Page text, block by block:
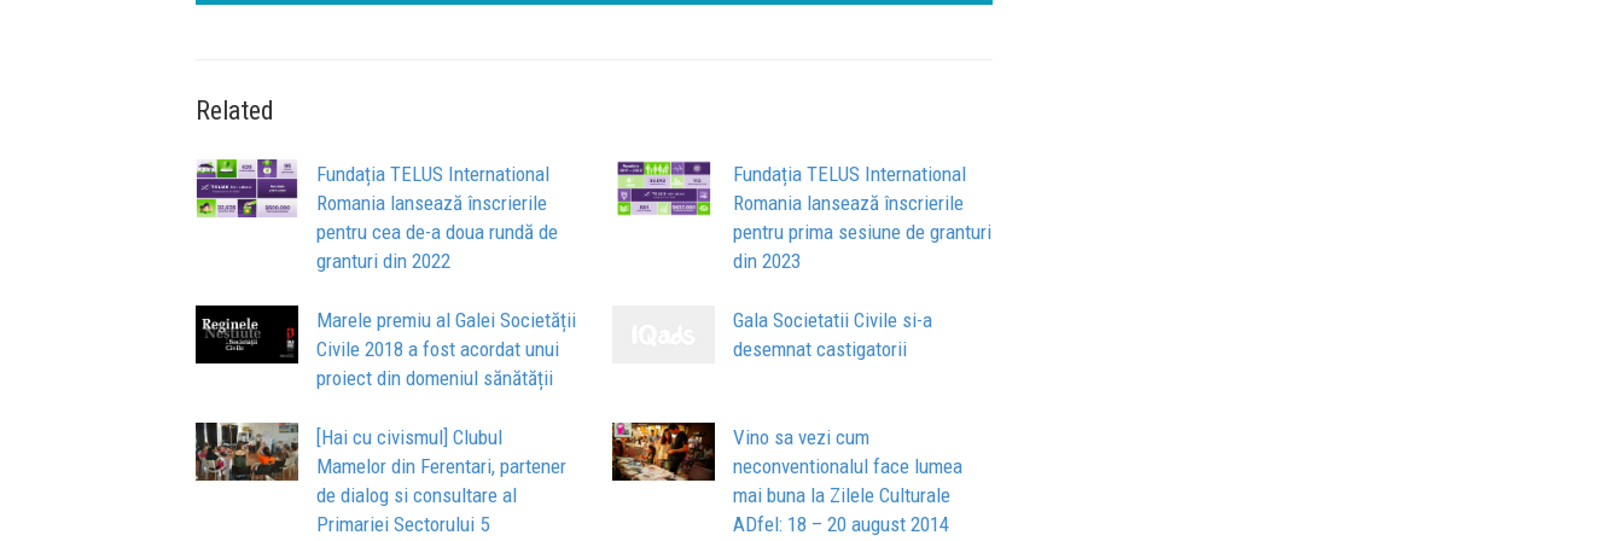
Related
Fundația TELUS International
Romania lansează înscrierile
pentru cea de-a doua rundă de
granturi din 2022
Fundația TELUS International
Romania lansează înscrierile
pentru prima sesiune de granturi
din 2023
Marele premiu al Galei Societății
Civile 2018 a fost acordat unui
proiect din domeniul sănătății
Gala Societatii Civile si-a
desemnat castigatorii
[Hai cu civismul] Clubul
Mamelor din Ferentari, partener
de dialog si consultare al
Primariei Sectorului 5
Vino sa vezi cum
neconventionalul face lumea
mai buna la Zilele Culturale
ADfel: 18 – 20 august 2014